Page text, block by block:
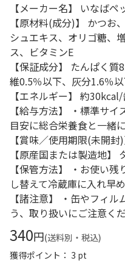
【メーカー名】 いなば
【原材料(成分)】 かつお
シュエキス、オリゴ糖、
ス、ビタミンE
【保証成分】 たんぱく
維0.5％以下、灰分1.6％
【エネルギー】 約
【給与方法】 ・標準サ
目安に総合栄養食と一緒
【賞味／使用期限(未開封
【原産国または製造地】
【保管方法】 ・お使い
し替えて冷蔵庫に入れ早
【諸注意】 ・缶やフィ
う、取り扱いにご注意くだ
340円(送料別・税込)
獲得ポイント： 3 pt